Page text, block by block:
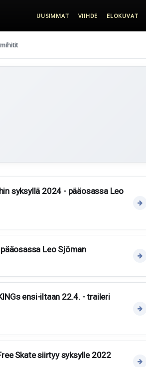
UUSIMMAT VIIHDE ELOKUVAT
syksyllä 2024 - pääosassa Leo
Leo Sjöman
ensi-iltaan 22.4. - traileri
Skate siirtyy syksylle 2022